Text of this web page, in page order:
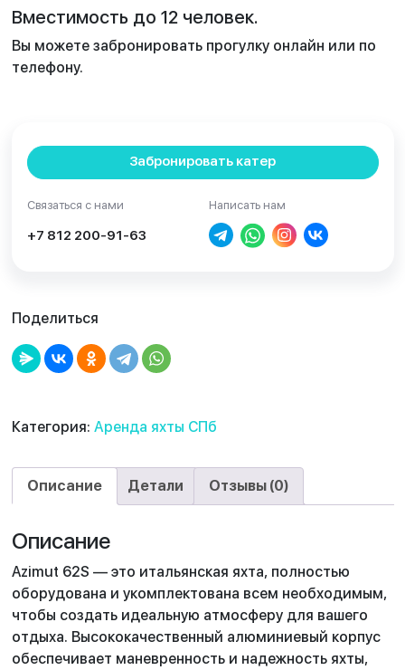
Вместимость до 12 человек.
Вы можете забронировать прогулку онлайн или по
телефону.
Забронировать катер
Связаться с нами
+7 812 200-91-63
Написать нам
Поделиться
Категория: Аренда яхты СПб
Описание Детали Отзывы (0)
Описание
Azimut 62S — это итальянская яхта, полностью
оборудована и укомплектована всем необходимым,
чтобы создать идеальную атмосферу для вашего
отдыха. Высококачественный алюминиевый корпус
обеспечивает маневренность и надежность яхты,